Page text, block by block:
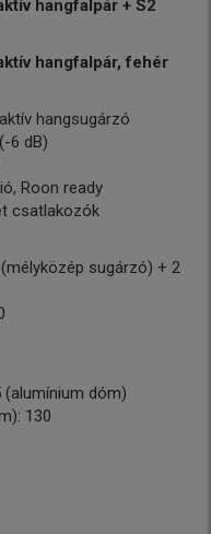
hangfalpár + S2
hangfalpár, fehér
hangsugárzó
6 dB)
Roon ready
csatlakozók
sugárzó) + 2
dóm)
130